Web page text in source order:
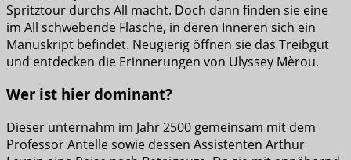
Spritztour durchs All macht. Doch dann finden sie eine
im All schwebende Flasche, in deren Inneren sich ein
Manuskript befindet. Neugierig öffnen sie das Treibgut
und entdecken die Erinnerungen von Ulyssey Mèrou.
Wer ist hier dominant?
Dieser unternahm im Jahr 2500 gemeinsam mit dem
Professor Antelle sowie dessen Assistenten Arthur